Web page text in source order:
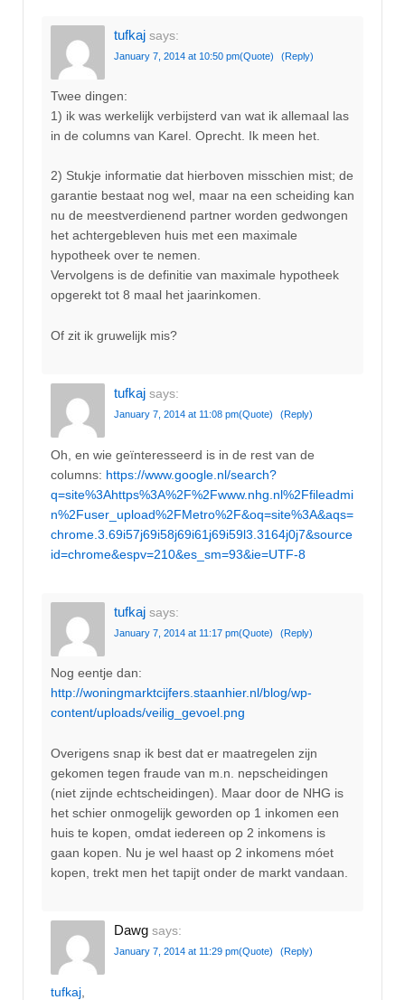
tufkaj says:
January 7, 2014 at 10:50 pm(Quote) (Reply)
Twee dingen:
1) ik was werkelijk verbijsterd van wat ik allemaal las
in de columns van Karel. Oprecht. Ik meen het.
2) Stukje informatie dat hierboven misschien mist; de
garantie bestaat nog wel, maar na een scheiding kan
nu de meestverdienend partner worden gedwongen
het achtergebleven huis met een maximale
hypotheek over te nemen.
Vervolgens is de definitie van maximale hypotheek
opgerekt tot 8 maal het jaarinkomen.
Of zit ik gruwelijk mis?
tufkaj says:
January 7, 2014 at 11:08 pm(Quote) (Reply)
Oh, en wie geïnteresseerd is in de rest van de
columns: https://www.google.nl/search?
q=site%3Ahttps%3A%2F%2Fwww.nhg.nl%2Ffileadmi
n%2Fuser_upload%2FMetro%2F&oq=site%3A&aqs=
chrome.3.69i57j69i58j69i61j69i59l3.3164j0j7&source
id=chrome&espv=210&es_sm=93&ie=UTF-8
tufkaj says:
January 7, 2014 at 11:17 pm(Quote) (Reply)
Nog eentje dan:
http://woningmarktcijfers.staanhier.nl/blog/wp-
content/uploads/veilig_gevoel.png
Overigens snap ik best dat er maatregelen zijn
gekomen tegen fraude van m.n. nepscheidingen
(niet zijnde echtscheidingen). Maar door de NHG is
het schier onmogelijk geworden op 1 inkomen een
huis te kopen, omdat iedereen op 2 inkomens is
gaan kopen. Nu je wel haast op 2 inkomens móet
kopen, trekt men het tapijt onder de markt vandaan.
Dawg says:
January 7, 2014 at 11:29 pm(Quote) (Reply)
tufkaj